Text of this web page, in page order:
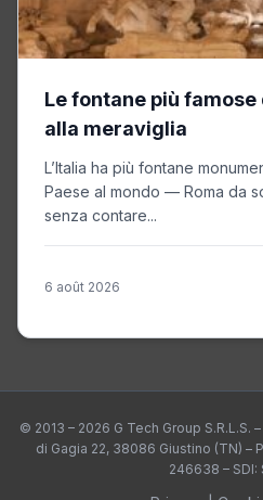
Le fontane più famose
alla meraviglia
L’Italia ha più fontane
Paese al mondo — Roma da
senza contare...
6 août 2026
© 2013 – 2026 G Tech Group S.R.L.S.
di Gagia 22, 38086 Giustino (TN) –
246638 – SDI: